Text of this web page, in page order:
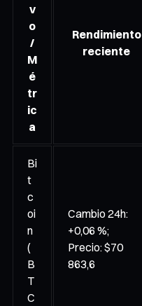
v
o
/
M
é
tr
ic
a
Rendimiento
reciente
Bi
t
c
oi
n
(
B
T
C
Cambio 24h:
+0,06 %;
Precio: $70
863,6